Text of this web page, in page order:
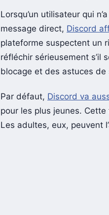
Lorsqu’un utilisateur qui
message direct, Discord
plateforme suspectent un
réfléchir sérieusement s’il
blocage et des astuces de
Par défaut, Discord va
pour les plus jeunes.
Les adultes, eux, peuvent